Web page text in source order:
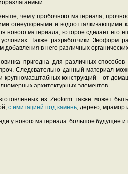
чем у пробочного материала,
огнеупорными и водоотталкивающими
нового материала, которое сделает его
Также разработчики Зеоформ
добавления в него различных
пригодна для различных
Следовательно данный материал
крупномасштабных конструкций – от
архитектурных элементов.
из Zeoform также может
с имитацией под камень, дерево, мрамор
у нового материала большое будущее и